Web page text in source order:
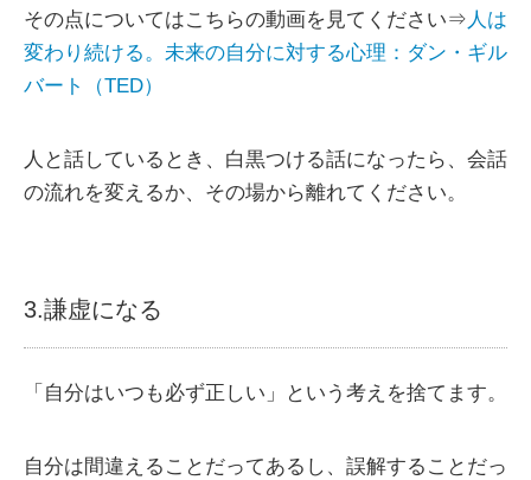
その点についてはこちらの動画を見てください⇒ 人は
変わり続ける。未来の自分に対する心理：ダン・ギル
バート（TED）
人と話しているとき、白黒つける話になったら、会話
の流れを変えるか、その場から離れてください。
3.謙虚になる
「自分はいつも必ず正しい」という考えを捨てます。
自分は間違えることだってあるし、誤解することだっ